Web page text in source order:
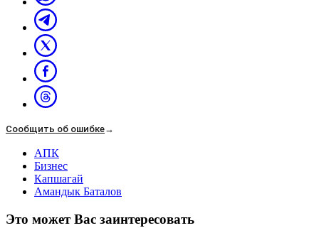
Сообщить об ошибке→
АПК
Бизнес
Капшагай
Амандык Баталов
Это может Вас заинтересовать